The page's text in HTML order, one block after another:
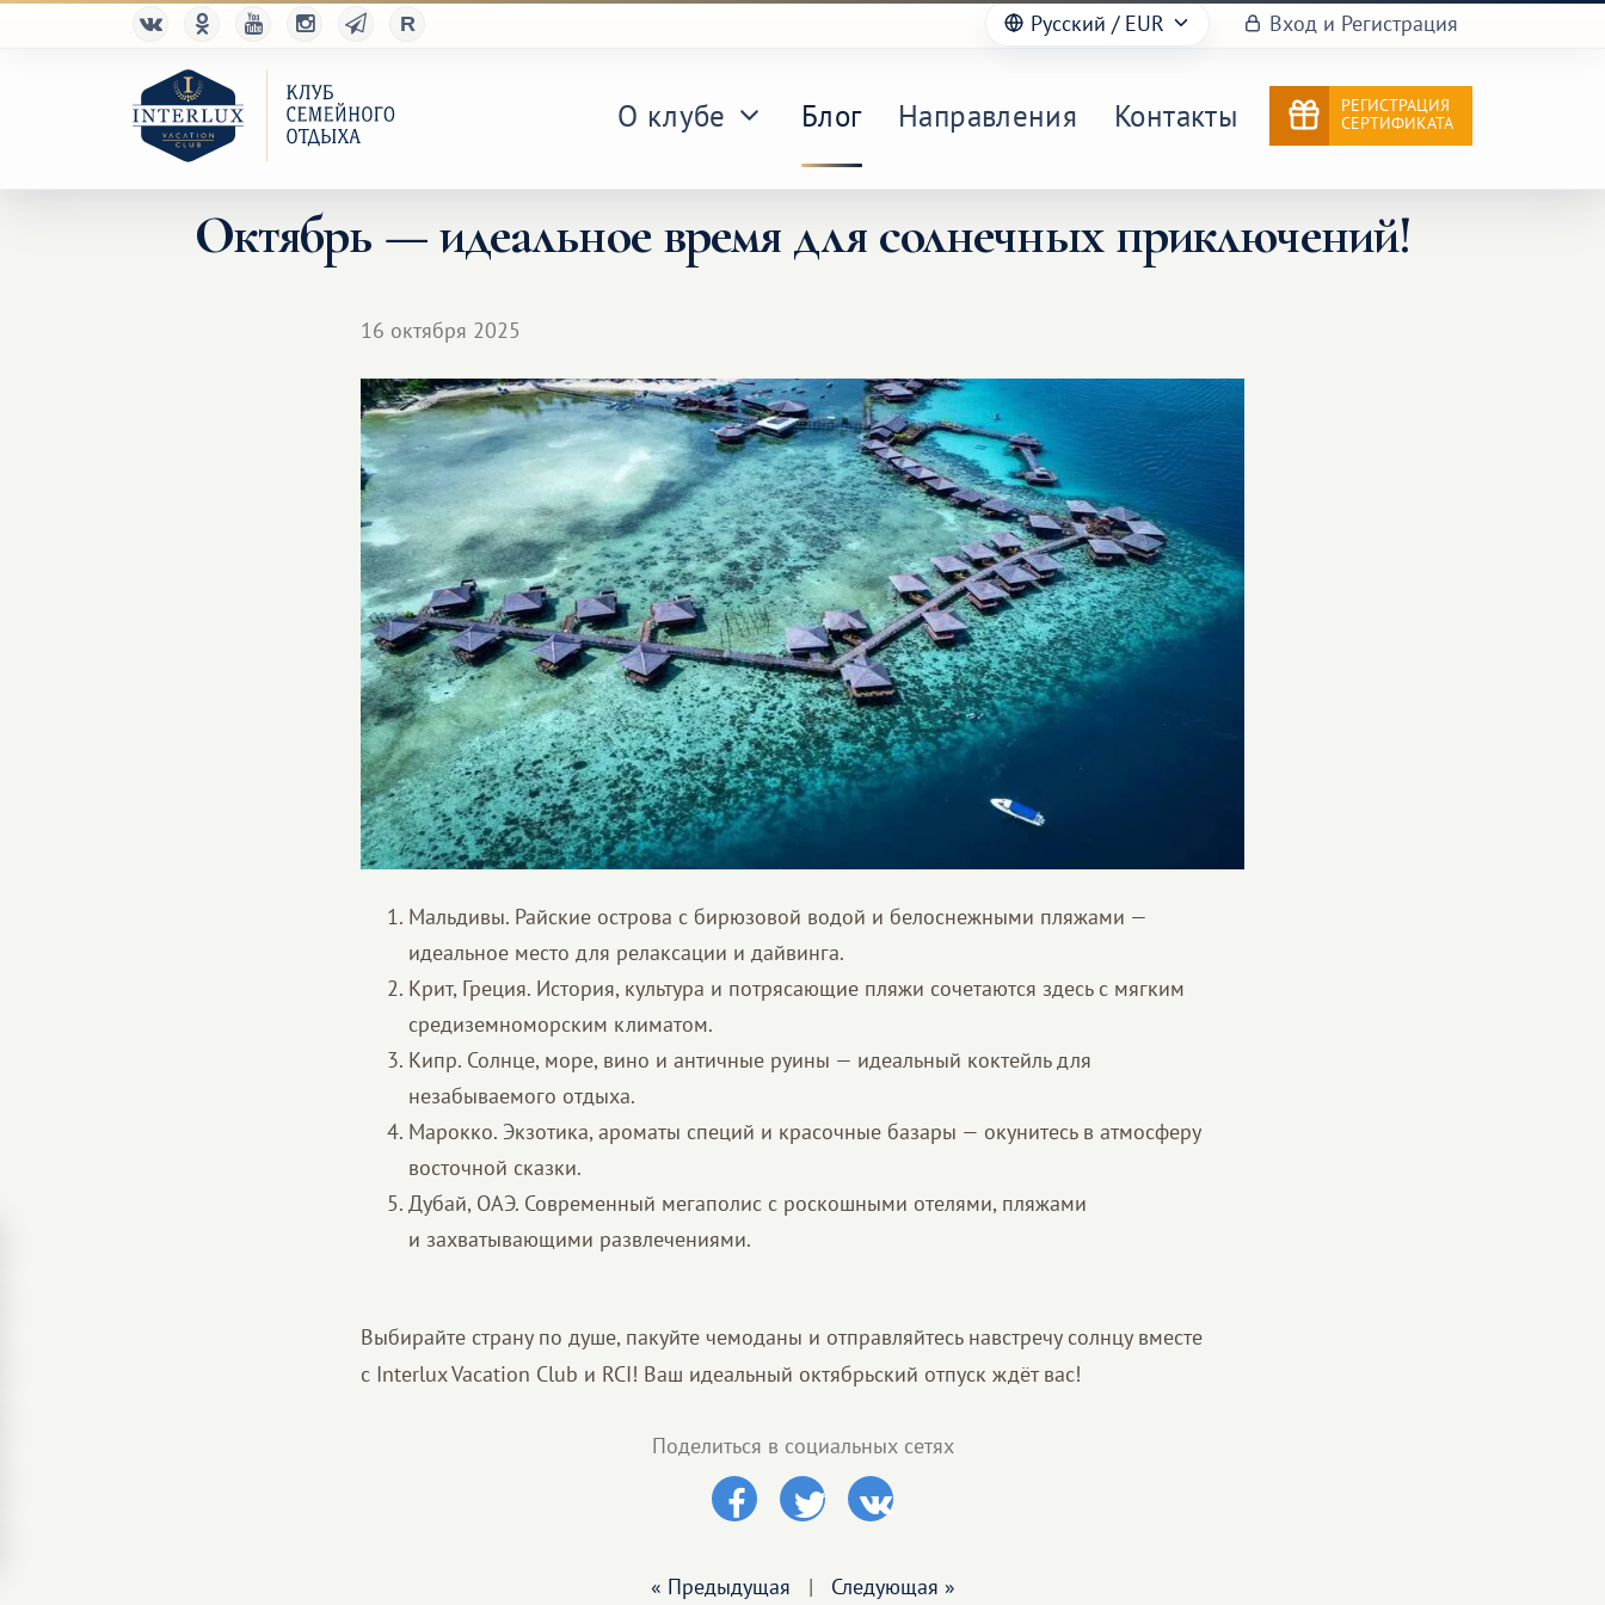
Русский / EUR Вход и Регистрация
О клубе Блог Направления Контакты
РЕГИСТРАЦИЯ
СЕРТИФИКАТА
Октябрь — идеальное время для солнечных приключений!
16 октября 2025
Мальдивы. Райские острова с бирюзовой водой и белоснежными пляжами —
идеальное место для релаксации и дайвинга.
Крит, Греция. История, культура и потрясающие пляжи сочетаются здесь с мягким
средиземноморским климатом.
Кипр. Солнце, море, вино и античные руины — идеальный коктейль для
незабываемого отдыха.
Марокко. Экзотика, ароматы специй и красочные базары — окунитесь в атмосферу
восточной сказки.
Дубай, ОАЭ. Современный мегаполис с роскошными отелями, пляжами
и захватывающими развлечениями.
Выбирайте страну по душе, пакуйте чемоданы и отправляйтесь навстречу солнцу вместе
с Interlux Vacation Club и RCI! Ваш идеальный октябрьский отпуск ждёт вас!
Поделиться в социальных сетях
« Предыдущая | Следующая »